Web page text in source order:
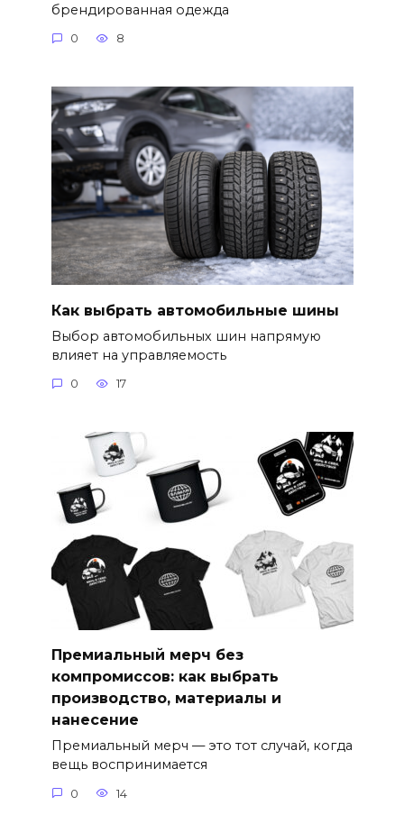
брендированная одежда
0 8
Как выбрать автомобильные шины
Выбор автомобильных шин напрямую
влияет на управляемость
0 17
Премиальный мерч без
компромиссов: как выбрать
производство, материалы и
нанесение
Премиальный мерч — это тот случай, когда
вещь воспринимается
0 14